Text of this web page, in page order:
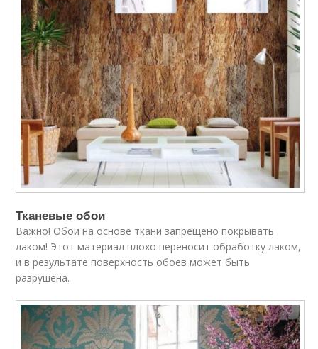
Тканевые обои
Важно! Обои на основе ткани запрещено покрывать
лаком! Этот материал плохо переносит обработку лаком,
и в результате поверхность обоев может быть
разрушена.